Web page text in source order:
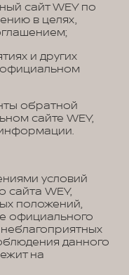
сайт WEY по
в целях,
и других
обратной
сайте WEY,
условий
сайта WEY,
положений,
официального
неблагоприятных
данного
на